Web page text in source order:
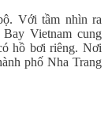
Với tầm nhìn ra
Vietnam cung
hồ bơi riêng. Nơi
phố Nha Trang